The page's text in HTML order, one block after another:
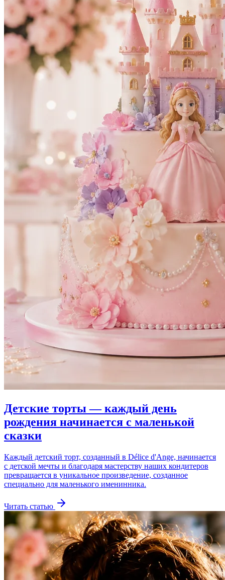
Детские торты — каждый день
рождения начинается с маленькой
сказки
Каждый детский торт, созданный в Délice d'Ange, начинается
с детской мечты и благодаря мастерству наших кондитеров
превращается в уникальное произведение, созданное
специально для маленького именинника.
Читать статью